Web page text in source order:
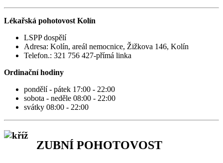
Lékařská pohotovost Kolín
LSPP dospělí
Adresa: Kolín, areál nemocnice, Žižkova 146, Kolín
Telefon.: 321 756 427-přímá linka
Ordinační hodiny
pondělí - pátek 17:00 - 22:00
sobota - neděle 08:00 - 22:00
svátky 08:00 - 22:00
ZUBNÍ POHOTOVOST